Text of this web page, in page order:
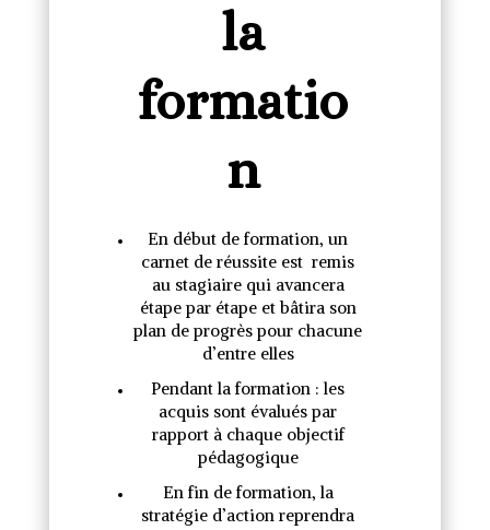
la
formatio
n
En début de formation, un
carnet de réussite est remis
au stagiaire qui avancera
étape par étape et bâtira son
plan de progrès pour chacune
d’entre elles
Pendant la formation : les
acquis sont évalués par
rapport à chaque objectif
pédagogique
En fin de formation, la
stratégie d’action reprendra